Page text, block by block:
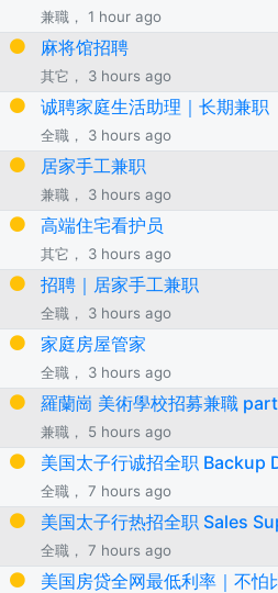
兼職， 1 hour ago
麻将馆招聘
其它， 3 hours ago
诚聘家庭生活助理｜长期兼职
全職， 3 hours ago
居家手工兼职
兼職， 3 hours ago
高端住宅看护员
其它， 3 hours ago
招聘｜居家手工兼职
全職， 3 hours ago
家庭房屋管家
全職， 3 hours ago
羅蘭崗 美術學校招募兼職
兼職， 5 hours ago
美国太子行诚招全职 Backup
全職， 7 hours ago
美国太子行热招全职 Sales
全職， 7 hours ago
美国房贷全网最低利率｜不怕